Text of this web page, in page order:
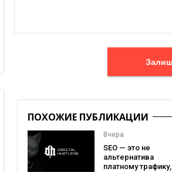
ПОХОЖИЕ ПУБЛИКАЦИИ
Вчера
SEO — это не
альтернатива
платному трафику,